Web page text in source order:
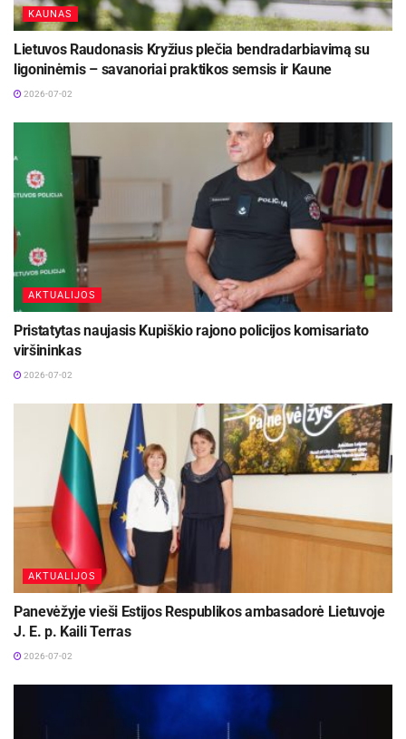
KAUNAS
Lietuvos Raudonasis Kryžius plečia bendradarbiavimą su
ligoninėmis – savanoriai praktikos semsis ir Kaune
2026-07-02
AKTUALIJOS
Pristatytas naujasis Kupiškio rajono policijos komisariato
viršininkas
2026-07-02
AKTUALIJOS
Panevėžyje vieši Estijos Respublikos ambasadorė Lietuvoje
J. E. p. Kaili Terras
2026-07-02